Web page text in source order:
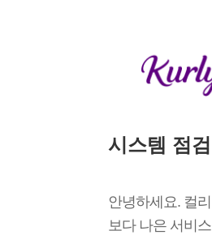
시스템 점
안녕하세요. 컬
보다 나은 서비